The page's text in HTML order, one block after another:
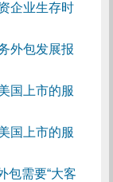
企业生存时
外包发展报
国上市的服
国上市的服
包需要“大客